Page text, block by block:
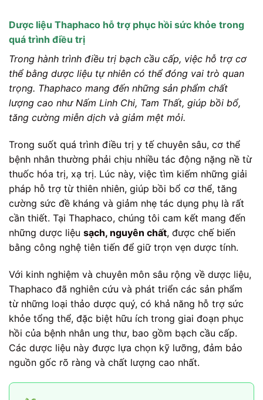
Dược liệu Thaphaco hỗ trợ phục hồi sức khỏe trong
quá trình điều trị
Trong hành trình điều trị bạch cầu cấp, việc hỗ trợ cơ
thể bằng dược liệu tự nhiên có thể đóng vai trò quan
trọng. Thaphaco mang đến những sản phẩm chất
lượng cao như Nấm Linh Chi, Tam Thất, giúp bồi bổ,
tăng cường miễn dịch và giảm mệt mỏi.
Trong suốt quá trình điều trị y tế chuyên sâu, cơ thể
bệnh nhân thường phải chịu nhiều tác động nặng nề từ
thuốc hóa trị, xạ trị. Lúc này, việc tìm kiếm những giải
pháp hỗ trợ từ thiên nhiên, giúp bồi bổ cơ thể, tăng
cường sức đề kháng và giảm nhẹ tác dụng phụ là rất
cần thiết. Tại Thaphaco, chúng tôi cam kết mang đến
những dược liệu sạch, nguyên chất, được chế biến
bằng công nghệ tiên tiến để giữ trọn vẹn dược tính.
Với kinh nghiệm và chuyên môn sâu rộng về dược liệu,
Thaphaco đã nghiên cứu và phát triển các sản phẩm
từ những loại thảo dược quý, có khả năng hỗ trợ sức
khỏe tổng thể, đặc biệt hữu ích trong giai đoạn phục
hồi của bệnh nhân ung thư, bao gồm bạch cầu cấp.
Các dược liệu này được lựa chọn kỹ lưỡng, đảm bảo
nguồn gốc rõ ràng và chất lượng cao nhất.